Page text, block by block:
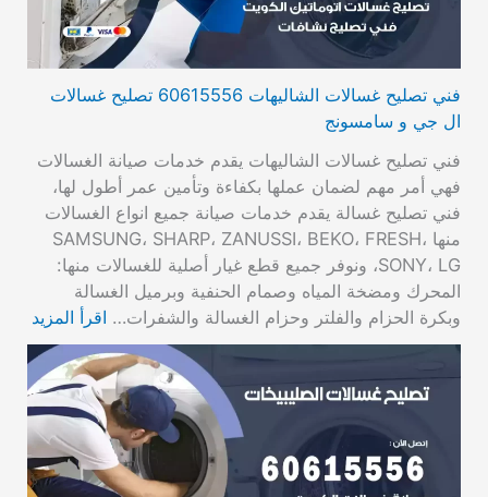
فني تصليح غسالات الشاليهات 60615556 تصليح غسالات
ال جي و سامسونج
فني تصليح غسالات الشاليهات يقدم خدمات صيانة الغسالات
فهي أمر مهم لضمان عملها بكفاءة وتأمين عمر أطول لها،
فني تصليح غسالة يقدم خدمات صيانة جميع انواع الغسالات
منها SAMSUNG، SHARP، ZANUSSI، BEKO، FRESH،
SONY، LG، ونوفر جميع قطع غيار أصلية للغسالات منها:
المحرك ومضخة المياه وصمام الحنفية وبرميل الغسالة
وبكرة الحزام والفلتر وحزام الغسالة والشفرات… اقرأ المزيد